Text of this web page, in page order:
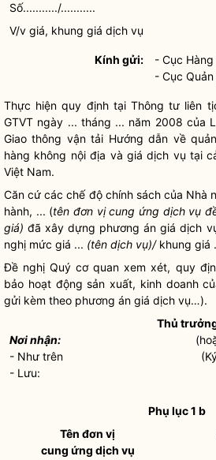
Số.........../...........
V/vgiá, khunggiá dịch vụ
Kính gửi:
- Cục
- Cục Quản
Thực hiện quy định tại Thông tư liên
GTVT ngày ... tháng ... năm 2008 của
Giao thông vận tải Hướng dẫn về
hàng không nội địa và giá dịch vụ tại
Việt Nam.
Căn cứ các chế độ chính sách của Nhà
hành, ... (tên đơn vị cung ứng dịch vụ
giá) đã xây dựng phương ángiá dịch
nghị mức giá ... (tên dịch vụ)/ khung giá
Đề nghị Quý cơ quan xem xét, quy
bảo hoạt động sản xuất, kinh doanh
gửi kèm theo phương án giá dịch vụ…).
Nơi nhận:
- Như trên
- Lưu:
Thủ
Phụ lục 1 b
Tên đơn vị
cung ứng dịch vụ